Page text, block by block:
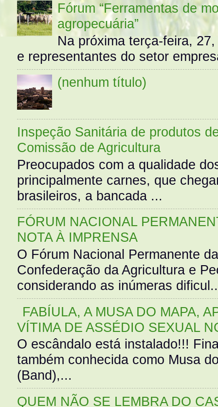
Fórum “Ferramentas de
agropecuária”
Na próxima terça-feira,
e representantes do setor
(nenhum título)
Inspeção Sanitária de produtos
Comissão de Agricultura
Preocupados com a qualidade
principalmente carnes, que
brasileiros, a bancada ...
FÓRUM NACIONAL
NOTA À IMPRENSA
O Fórum Nacional Permanente
Confederação da Agricultura e
considerando as inúmeras
FABÍULA, A MUSA DO MAPA,
VÍTIMA DE ASSÉDIO SEXUAL
O escândalo está instalado!!!
também conhecida como Musa
(Band),...
QUEM NÃO SE LEMBRA DO